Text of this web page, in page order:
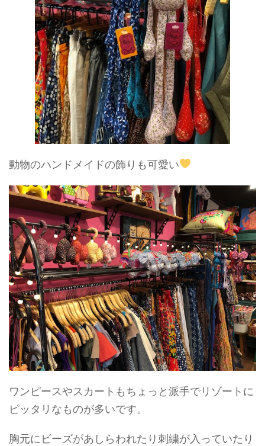
動物のハンドメイドの飾りも可愛い
ワンピースやスカートもちょっと派手でリゾートに
ピッタリなものが多いです。
胸元にビーズがあしらわれたり刺繍が入っていたり